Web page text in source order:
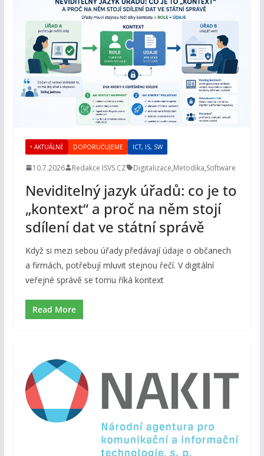
• AKTUÁLNĚ DOPORUČUJEME ICT, IS, SW
10.7.2026 Redakce ISVS.CZ Digitalizace,Metodika,Software
Neviditelný jazyk úřadů: co je to
„kontext“ a proč na něm stojí
sdílení dat ve státní správě
Když si mezi sebou úřady předávají údaje o občanech
a firmách, potřebují mluvit stejnou řečí. V digitální
veřejné správě se tomu říká kontext
Read More